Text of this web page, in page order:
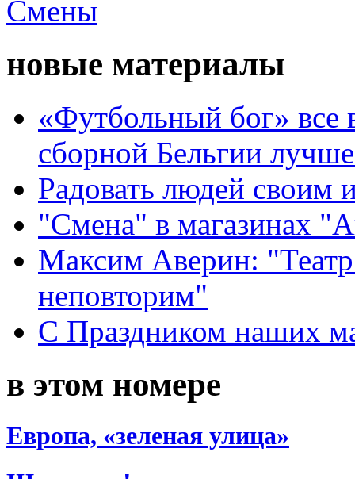
новые материалы
«Футбольный бог» все
сборной Бельгии
Радовать людей своим
"Смена" в магазинах
Максим Аверин:
неповторим"
С Праздником наших
в этом номере
Европа, «зеленая улица»